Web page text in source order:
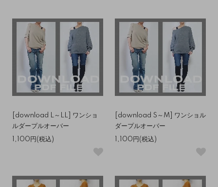
[download L～LL] ワンショ
ルダープルオーバー
1,100円(税込)
[download S～M] ワンショル
ダープルオーバー
1,100円(税込)